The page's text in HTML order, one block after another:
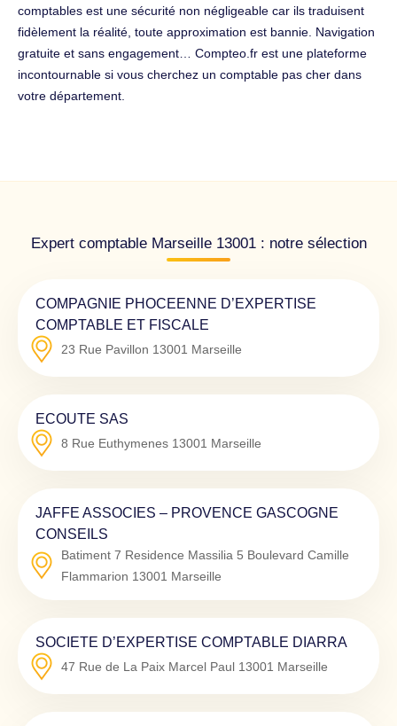
comptables est une sécurité non négligeable car ils traduisent
fidèlement la réalité, toute approximation est bannie. Navigation
gratuite et sans engagement… Compteo.fr est une plateforme
incontournable si vous cherchez un comptable pas cher dans
votre département.
Expert comptable Marseille 13001 : notre sélection
COMPAGNIE PHOCEENNE D’EXPERTISE
COMPTABLE ET FISCALE
23 Rue Pavillon 13001 Marseille
ECOUTE SAS
8 Rue Euthymenes 13001 Marseille
JAFFE ASSOCIES – PROVENCE GASCOGNE
CONSEILS
Batiment 7 Residence Massilia 5 Boulevard Camille
Flammarion 13001 Marseille
SOCIETE D’EXPERTISE COMPTABLE DIARRA
47 Rue de La Paix Marcel Paul 13001 Marseille